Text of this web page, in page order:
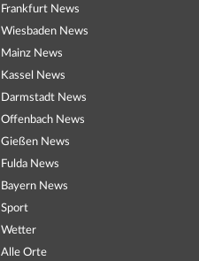
Frankfurt News
Wiesbaden News
Mainz News
Kassel News
Darmstadt News
Offenbach News
Gießen News
Fulda News
Bayern News
Sport
Wetter
Alle Orte